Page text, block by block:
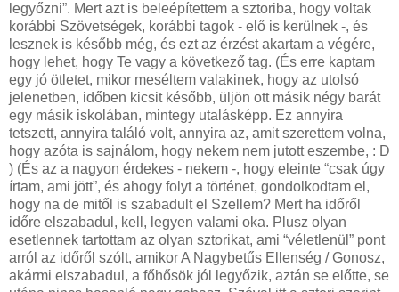
legyőzni”. Mert azt is beleépítettem a sztoriba, hogy voltak
korábbi Szövetségek, korábbi tagok - elő is kerülnek -, és
lesznek is később még, és ezt az érzést akartam a végére,
hogy lehet, hogy Te vagy a következő tag. (És erre kaptam
egy jó ötletet, mikor meséltem valakinek, hogy az utolsó
jelenetben, időben kicsit később, üljön ott másik négy barát
egy másik iskolában, mintegy utalásképp. Ez annyira
tetszett, annyira találó volt, annyira az, amit szerettem volna,
hogy azóta is sajnálom, hogy nekem nem jutott eszembe, : D
) (És az a nagyon érdekes - nekem -, hogy eleinte “csak úgy
írtam, ami jött”, és ahogy folyt a történet, gondolkodtam el,
hogy na de mitől is szabadult el Szellem? Mert ha időről
időre elszabadul, kell, legyen valami oka. Plusz olyan
esetlennek tartottam az olyan sztorikat, ami “véletlenül” pont
arról az időről szólt, amikor A Nagybetűs Ellenség / Gonosz,
akármi elszabadul, a főhősök jól legyőzik, aztán se előtte, se